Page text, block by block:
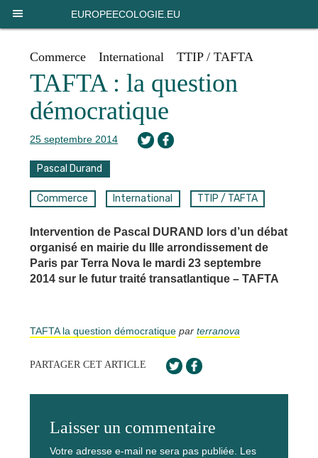
EUROPEECOLOGIE.EU
Commerce International TTIP / TAFTA
TAFTA : la question
démocratique
25 septembre 2014
Pascal Durand
Commerce International TTIP / TAFTA
Intervention de Pascal DURAND lors d’un débat
organisé en mairie du IIIe arrondissement de
Paris par Terra Nova le mardi 23 septembre
2014 sur le futur traité transatlantique – TAFTA
TAFTA la question démocratique par terranova
PARTAGER CET ARTICLE
Laisser un commentaire
Votre adresse e-mail ne sera pas publiée. Les